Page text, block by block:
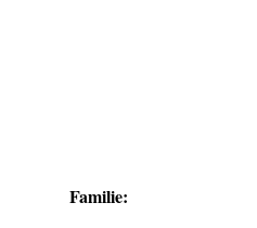
Familie: